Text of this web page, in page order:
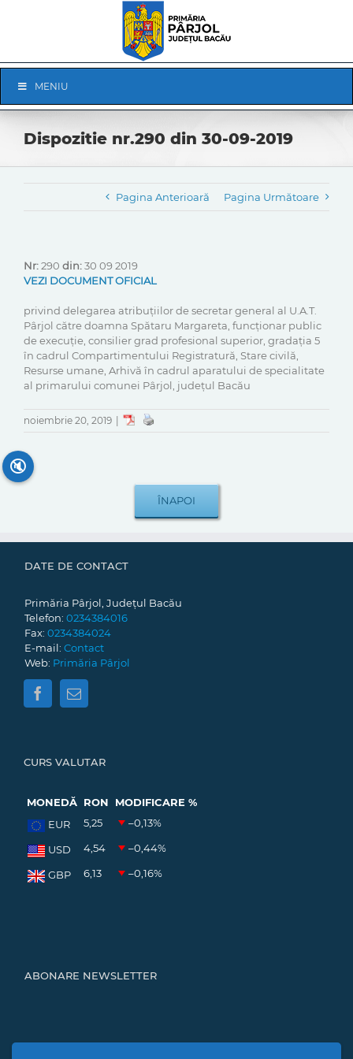
Navigation
MENIU
Dispozitie nr.290 din 30-09-2019
Pagina Anterioară Pagina Următoare
Nr:290 din:30 09 2019
VEZI DOCUMENT OFICIAL
privind delegarea atribuțiilor de secretar general al U.A.T.
Pârjol către doamna Spătaru Margareta, funcționar public
de execuție, consilier grad profesional superior, gradația 5
în cadrul Compartimentului Registratură, Stare civilă,
Resurse umane, Arhivă în cadrul aparatului de specialitate
al primarului comunei Pârjol, județul Bacău
noiembrie 20, 2019
DATE DE CONTACT
Primăria Pârjol, Județul Bacău
Telefon: 0234384016
Fax: 0234384024
E-mail: Contact
Web: Primăria Pârjol
CURS VALUTAR
MONEDĂ RON
MODIFICARE %
EUR
5,25 –0,13%
USD 4,54 –0,44%
GBP 6,13 –0,16%
ABONARE NEWSLETTER
🔇